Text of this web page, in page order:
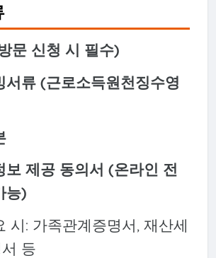
문 신청 시 필수)
서류 (근로소득원천징수영
보 제공 동의서 (온라인 전
능)
시: 가족관계증명서, 재산세
등